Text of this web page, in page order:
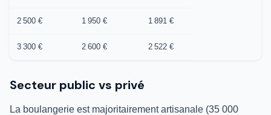
2 500 € 1 950 € 1 891 €
3 300 € 2 600 € 2 522 €
Secteur public vs privé
La boulangerie est majoritairement artisanale (35 000